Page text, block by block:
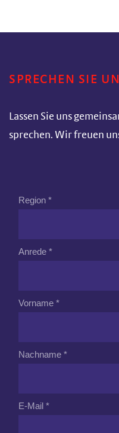
SPRECHEN SIE
Lassen Sie uns
sprechen. Wir freuen